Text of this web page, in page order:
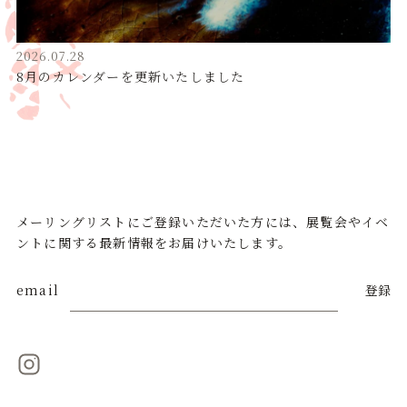
2026.07.28
8月のカレンダーを更新いたしました
メーリングリストにご登録いただいた方には、展覧会やイベ
ントに関する最新情報をお届けいたします。
email 登録